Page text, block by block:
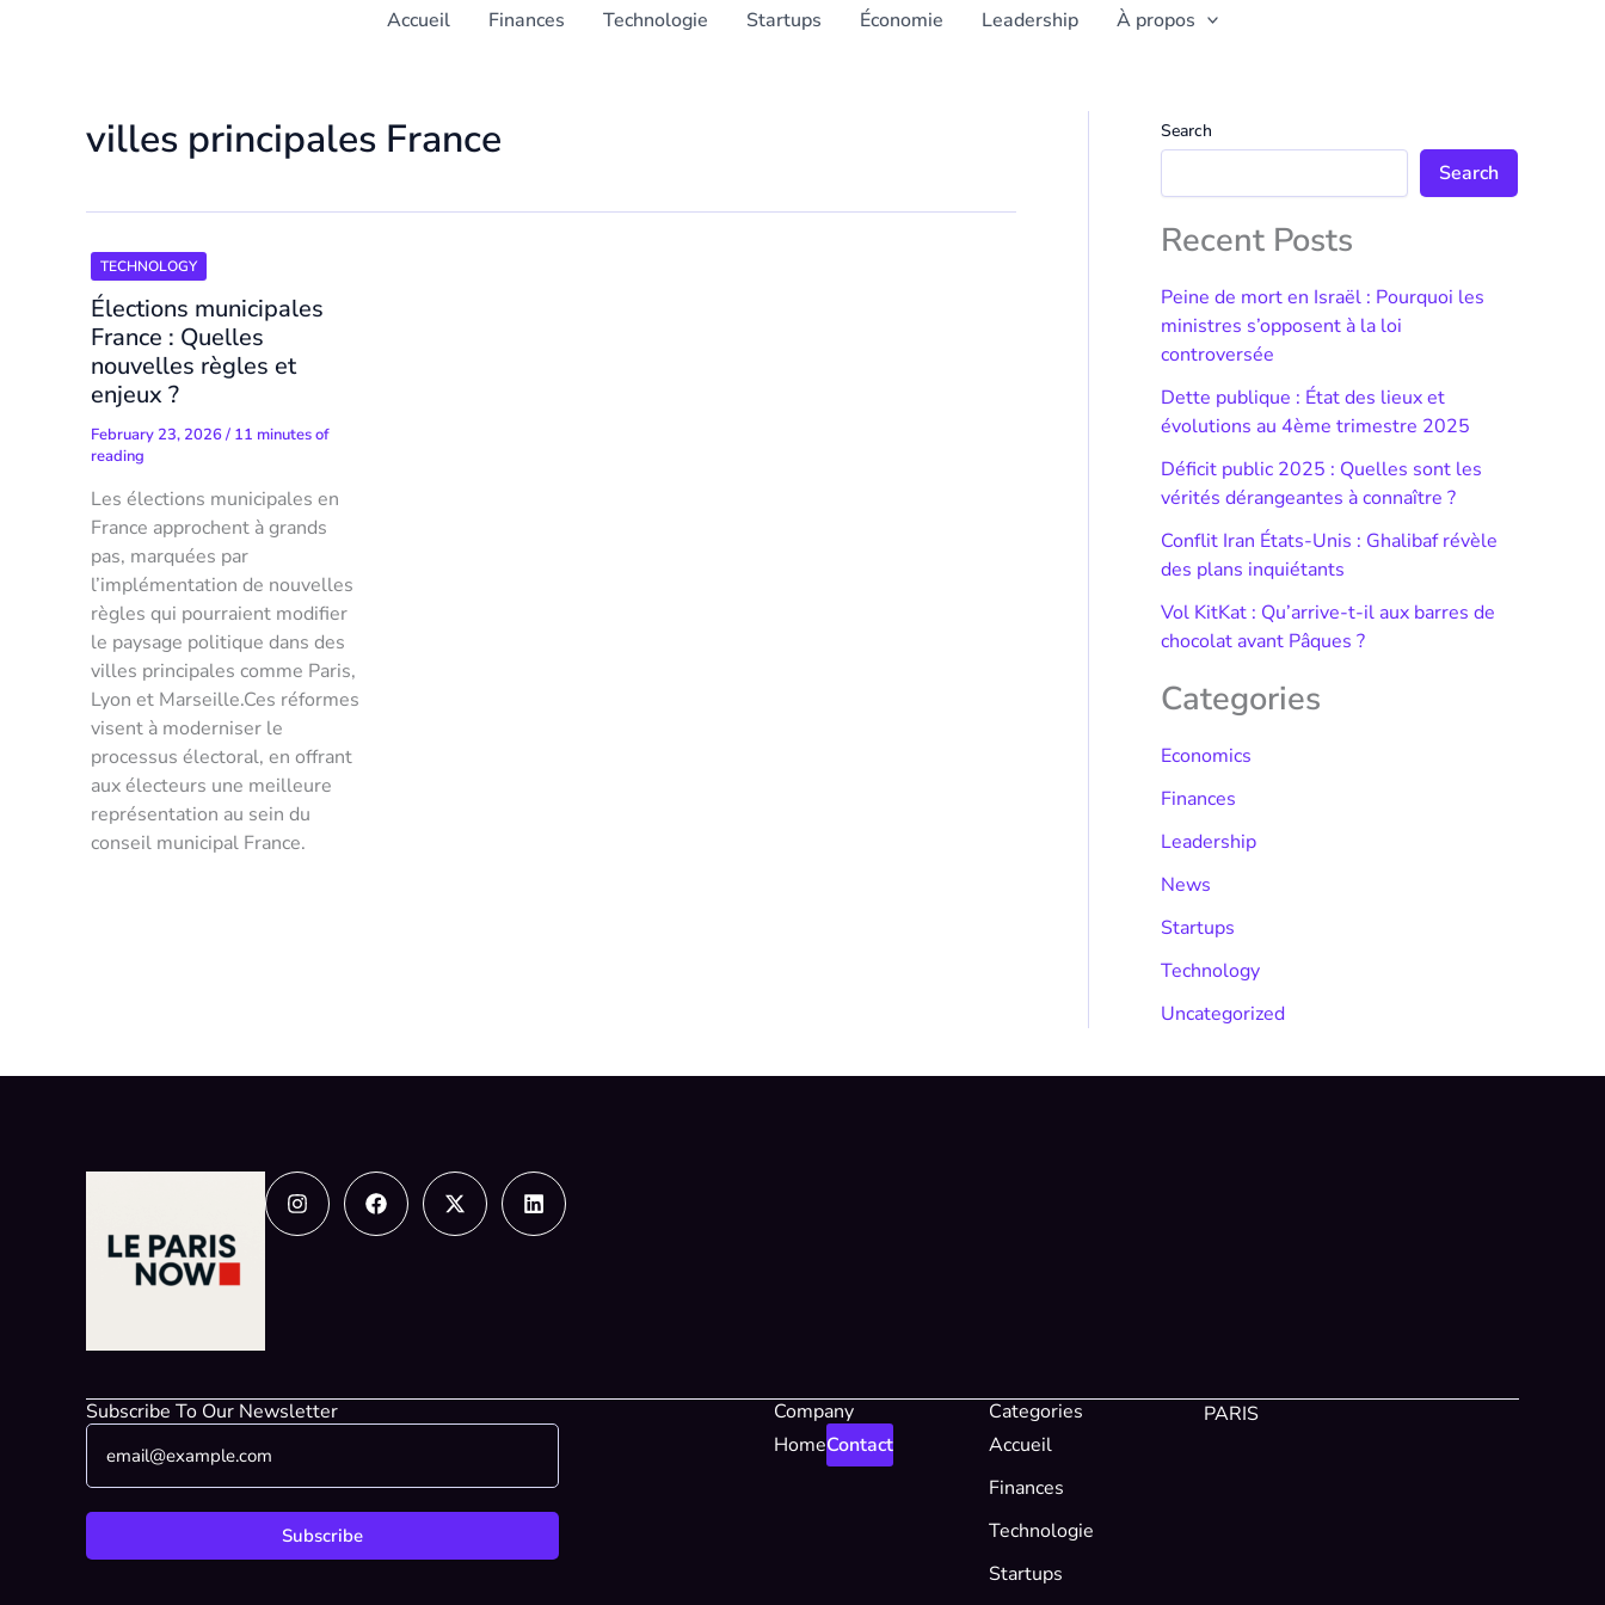
Accueil Finances Technologie Startups Économie Leadership À propos
villes principales France
TECHNOLOGY
Élections municipales
France : Quelles
nouvelles règles et
enjeux ?
February 23, 2026/ 11 minutes of
reading
Les élections municipales en
France approchent à grands
pas, marquées par
l’implémentation de nouvelles
règles qui pourraient modifier
le paysage politique dans des
villes principales comme Paris,
Lyon et Marseille.Ces réformes
visent à moderniser le
processus électoral, en offrant
aux électeurs une meilleure
représentation au sein du
conseil municipal France.
Search
Search
Recent Posts
Peine de mort en Israël : Pourquoi les
ministres s’opposent à la loi
controversée
Dette publique : État des lieux et
évolutions au 4ème trimestre 2025
Déficit public 2025 : Quelles sont les
vérités dérangeantes à connaître ?
Conflit Iran États-Unis : Ghalibaf révèle
des plans inquiétants
Vol KitKat : Qu’arrive-t-il aux barres de
chocolat avant Pâques ?
Categories
Economics
Finances
Leadership
News
Startups
Technology
Uncategorized
InstagramFacebookX-
twitter
Linkedin
Subscribe To Our Newsletter
*
m
a
l
E
a
*
Subscribe
Company
HomeContact
Categories
Accueil
Finances
Technologie
Startups
PARIS